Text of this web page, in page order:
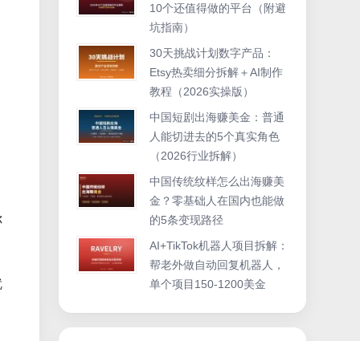
10个还值得做的平台（附避
坑指南）
30天挑战计划数字产品：
Etsy热卖细分拆解＋AI制作
教程（2026实操版）
中国短剧出海赚美金：普通
人能切进去的5个真实角色
（2026行业拆解）
中国传统纹样怎么出海赚美
金？零基础人在国内也能做
的5条变现路径
AI+TikTok机器人项目拆解：
帮老外做自动回复机器人，
单个项目150-1200美金